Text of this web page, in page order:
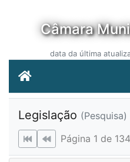
Câmara
data da última
Legislação (Pesquisa)
Página 1 de 134